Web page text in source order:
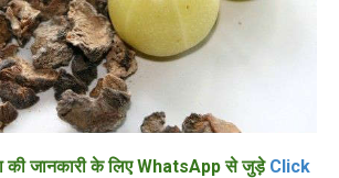
की जानकारी के लिए WhatsApp से जुड़ेClick